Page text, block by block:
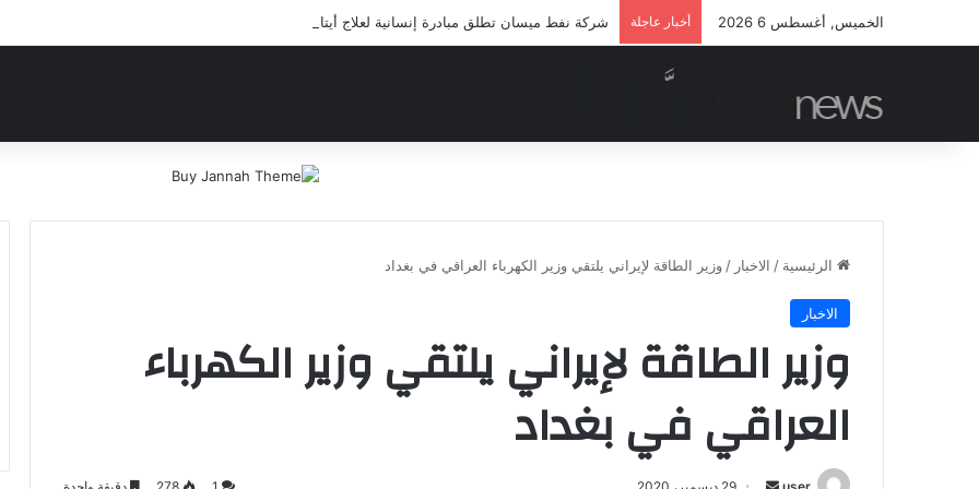
الخميس, أغسطس 6 2026 أخبار عاجلة شركة نفط ميسان تطلق مبادرة إنسانية لعلاج أيتام مدرسة كافل اليتيم
الرئيسية / الاخبار / وزير الطاقة لإيراني يلتقي وزير الكهرباء العراقي في بغداد
الاخبار
وزير الطاقة لإيراني يلتقي وزير الكهرباء
العراقي في بغداد
أرسل